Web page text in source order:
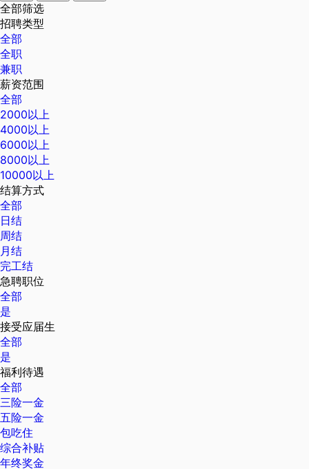
全部筛选
招聘类型
全部
全职
兼职
薪资范围
全部
2000以上
4000以上
6000以上
8000以上
10000以上
结算方式
全部
日结
周结
月结
完工结
急聘职位
全部
是
接受应届生
全部
是
福利待遇
全部
三险一金
五险一金
包吃住
综合补贴
年终奖金